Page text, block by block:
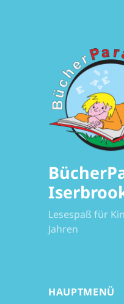
Lesespaß für
Jahren
HAUPTMENÜ